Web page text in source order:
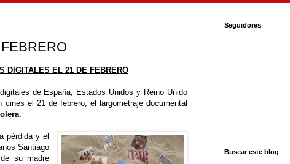
DIGITALES EL 21 DE FEBRERO
de España, Estados Unidos y Reino Unido
el 21 de febrero, el largometraje documental
.
pérdida y el
Santiago
su madre
Seguidores
Buscar este blog